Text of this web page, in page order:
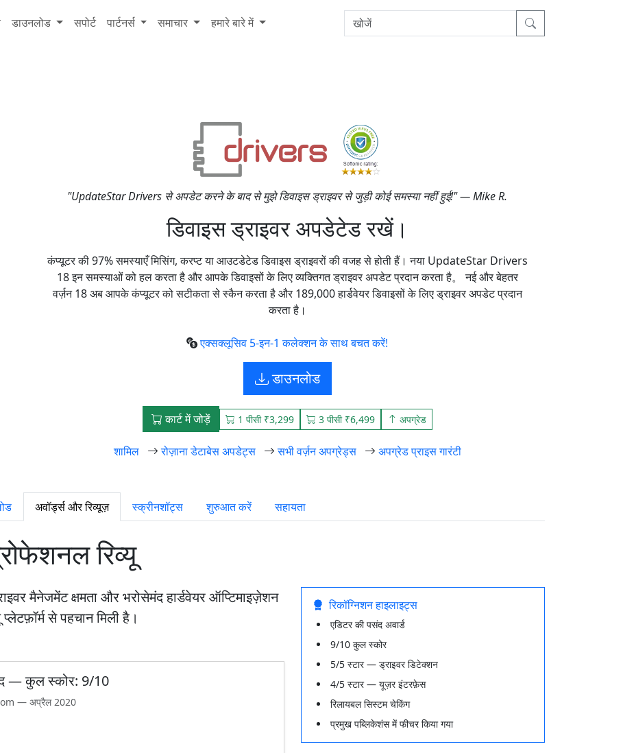
डाउनलोड सपोर्ट पार्टनर्स समाचार हमारे बारे में
"UpdateStar Drivers से अपडेट करने के बाद से मुझे डिवाइस ड्राइवर से जुड़ी कोई समस्या नहीं हुई!" — Mike R.
डिवाइस ड्राइवर अपडेटेड रखें।
कंप्यूटर की 97% समस्याएँ मिसिंग, करप्ट या आउटडेटेड डिवाइस ड्राइवरों की वजह से होती हैं। नया UpdateStar Drivers
18 इन समस्याओं को हल करता है और आपके डिवाइसों के लिए व्यक्तिगत ड्राइवर अपडेट प्रदान करता है。 नई और बेहतर
वर्ज़न 18 अब आपके कंप्यूटर को सटीकता से स्कैन करता है और 189,000 हार्डवेयर डिवाइसों के लिए ड्राइवर अपडेट प्रदान
करता है।
एक्सक्लूसिव 5-इन-1 कलेक्शन के साथ बचत करें!
डाउनलोड
कार्ट में जोड़ें 1 पीसी ₹3,299 3 पीसी ₹6,499 अपग्रेड
शामिल रोज़ाना डेटाबेस अपडेट्स सभी वर्ज़न अपग्रेड्स अपग्रेड प्राइस गारंटी
अवॉर्ड्स और रिव्यूज़ स्क्रीनशॉट्स शुरुआत करें सहायता
रिव्यू
मैनेजमेंट क्षमता और भरोसेमंद हार्डवेयर ऑप्टिमाइज़ेशन
से पहचान मिली है।
— कुल स्कोर: 9/10
— अप्रैल 2020
रिकॉग्निशन हाइलाइट्स
एडिटर की पसंद अवार्ड
9/10 कुल स्कोर
5/5 स्टार — ड्राइवर डिटेक्शन
4/5 स्टार — यूज़र इंटरफ़ेस
रिलायबल सिस्टम चेकिंग
प्रमुख पब्लिकेशंस में फीचर किया गया